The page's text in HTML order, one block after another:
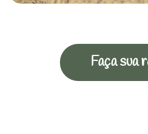
Faça sua